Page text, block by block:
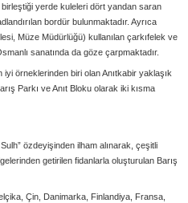
yerde kuleleri dört yandan saran
bordür bulunmaktadır. Ayrıca
Müze Müdürlüğü) kullanılan çarkıfelek ve
sanatında da göze çarpmaktadır.
iyi örneklerinden biri olan Anıtkabir yaklaşık
Parkı ve Anıt Bloku olarak iki kısma
özdeyişinden ilham alınarak, çeşitli
getirilen fidanlarla oluşturulan Barış
Çin, Danimarka, Finlandiya, Fransa,